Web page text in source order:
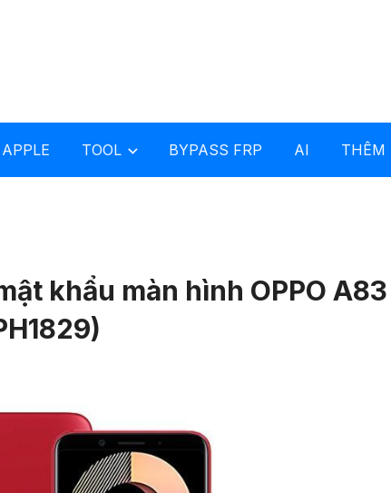
APPLE TOOL BYPASS FRP AI THÊM
khẩu màn hình OPPO A83